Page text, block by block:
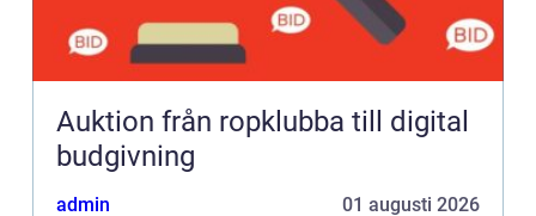
Auktion från ropklubba till digital
budgivning
admin 01 augusti 2026